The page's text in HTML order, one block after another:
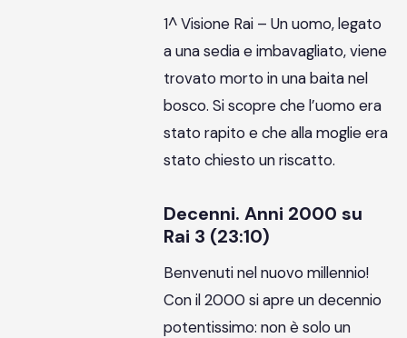
1^ Visione Rai – Un uomo, legato
a una sedia e imbavagliato, viene
trovato morto in una baita nel
bosco. Si scopre che l’uomo era
stato rapito e che alla moglie era
stato chiesto un riscatto.
Decenni. Anni 2000 su
Rai 3 (23:10)
Benvenuti nel nuovo millennio!
Con il 2000 si apre un decennio
potentissimo: non è solo un